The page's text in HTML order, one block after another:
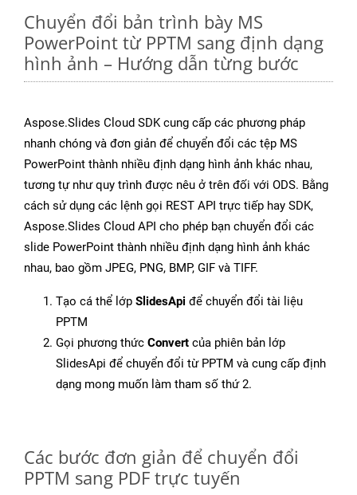
Chuyển đổi bản trình bày MS
PowerPoint từ PPTM sang định dạng
hình ảnh – Hướng dẫn từng bước
Aspose.Slides Cloud SDK cung cấp các phương pháp
nhanh chóng và đơn giản để chuyển đổi các tệp MS
PowerPoint thành nhiều định dạng hình ảnh khác nhau,
tương tự như quy trình được nêu ở trên đối với ODS. Bằng
cách sử dụng các lệnh gọi REST API trực tiếp hay SDK,
Aspose.Slides Cloud API cho phép bạn chuyển đổi các
slide PowerPoint thành nhiều định dạng hình ảnh khác
nhau, bao gồm JPEG, PNG, BMP, GIF và TIFF.
Tạo cá thể lớp SlidesApi để chuyển đổi tài liệu
PPTM
Gọi phương thức Convert của phiên bản lớp
SlidesApi để chuyển đổi từ PPTM và cung cấp định
dạng mong muốn làm tham số thứ 2.
Các bước đơn giản để chuyển đổi
PPTM sang PDF trực tuyến